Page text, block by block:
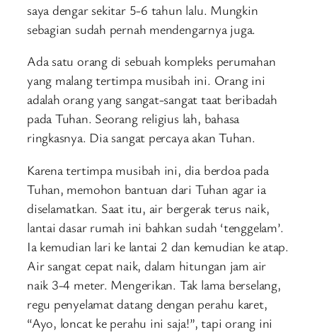
saya dengar sekitar 5-6 tahun lalu. Mungkin
sebagian sudah pernah mendengarnya juga.
Ada satu orang di sebuah kompleks perumahan
yang malang tertimpa musibah ini. Orang ini
adalah orang yang sangat-sangat taat beribadah
pada Tuhan. Seorang religius lah, bahasa
ringkasnya. Dia sangat percaya akan Tuhan.
Karena tertimpa musibah ini, dia berdoa pada
Tuhan, memohon bantuan dari Tuhan agar ia
diselamatkan. Saat itu, air bergerak terus naik,
lantai dasar rumah ini bahkan sudah ‘tenggelam’.
Ia kemudian lari ke lantai 2 dan kemudian ke atap.
Air sangat cepat naik, dalam hitungan jam air
naik 3-4 meter. Mengerikan. Tak lama berselang,
regu penyelamat datang dengan perahu karet,
“Ayo, loncat ke perahu ini saja!”, tapi orang ini